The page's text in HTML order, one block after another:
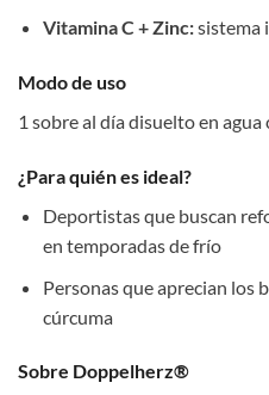
Vitamina C + Zinc:sistema
Modo de uso
1 sobre al día disuelto en agua
¿Para quién es ideal?
Deportistas que buscan
en temporadas de frío
Personas que aprecian los
cúrcuma
Sobre Doppelherz®